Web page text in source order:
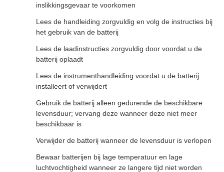
inslikkingsgevaar te voorkomen
Lees de handleiding zorgvuldig en volg de instructies bij
het gebruik van de batterij
Lees de laadinstructies zorgvuldig door voordat u de
batterij oplaadt
Lees de instrumenthandleiding voordat u de batterij
installeert of verwijdert
Gebruik de batterij alleen gedurende de beschikbare
levensduur; vervang deze wanneer deze niet meer
beschikbaar is
Verwijder de batterij wanneer de levensduur is verlopen
Bewaar batterijen bij lage temperatuur en lage
luchtvochtigheid wanneer ze langere tijd niet worden